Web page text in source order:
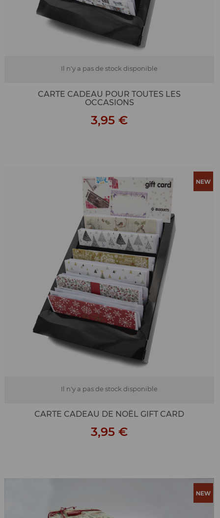
Il n'y a pas de stock disponible
CARTE CADEAU POUR TOUTES LES
OCCASIONS
3,95 €
Il n'y a pas de stock disponible
CARTE CADEAU DE NOËL GIFT CARD
3,95 €